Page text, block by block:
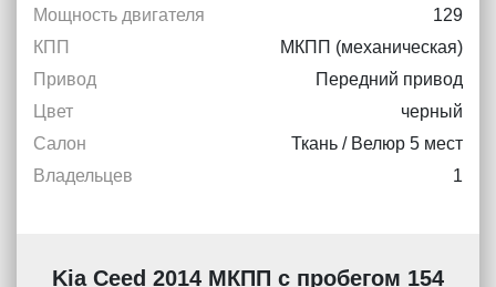
Мощность двигателя
129
КПП
МКПП (механическая)
Привод
Передний привод
Цвет
черный
Салон
Ткань / Велюр 5 мест
Владельцев
1
Kia Ceed 2014 МКПП с пробегом 154